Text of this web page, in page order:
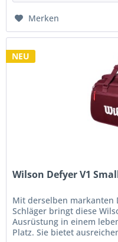
Merken
NEU
Wilson Defyer V1
Mit derselben markanten
Schläger bringt diese
Ausrüstung in einem
Platz. Sie bietet